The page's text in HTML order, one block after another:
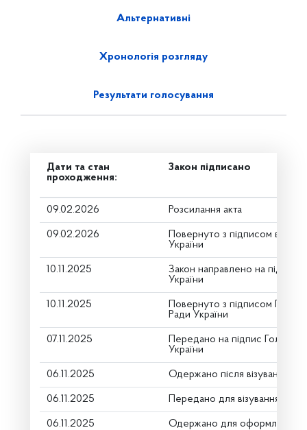
Альтернативні
Хронологія розгляду
Результати голосування
Дати та стан
проходження:
Закон підписано
09.02.2026 Розсилання акта
09.02.2026
Повернуто з підписом від
України
10.11.2025
Закон направлено на підпис
України
10.11.2025
Повернуто з підписом
Ради України
07.11.2025
Передано на підпис Голові
України
06.11.2025 Одержано після візування
06.11.2025 Передано для візування в
06.11.2025 Одержано для оформлення